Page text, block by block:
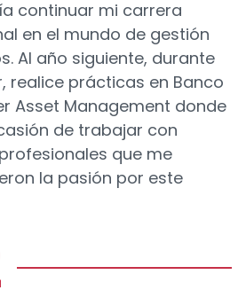
continuar mi carrera
en el mundo de gestión
Al año siguiente, durante
realice prácticas en Banco
Asset Management donde
de trabajar con
que me
la pasión por este